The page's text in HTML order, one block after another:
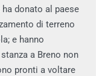
donato al paese
di terreno
e hanno
a Breno non
pronti a voltare